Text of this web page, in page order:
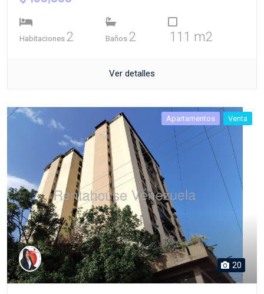
Habitaciones 2 Baños 2 111 m2
Ver detalles
Apartamentos Venta
20